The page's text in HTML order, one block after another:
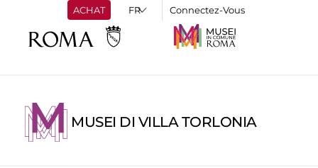
ACHAT Connectez-Vous
MUSEI DI VILLA TORLONIA